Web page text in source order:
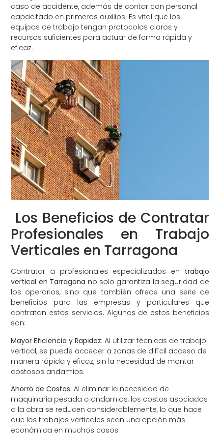
caso de accidente, además de contar con personal
capacitado en primeros auxilios. Es vital que los
equipos de trabajo tengan protocolos claros y
recursos suficientes para actuar de forma rápida y
eficaz.
Los Beneficios de Contratar
Profesionales en Trabajo
Verticales en Tarragona
Contratar a profesionales especializados en trabajo
vertical en Tarragona no solo garantiza la seguridad de
los operarios, sino que también ofrece una serie de
beneficios para las empresas y particulares que
contratan estos servicios. Algunos de estos beneficios
son:
Mayor Eficiencia y Rapidez: Al utilizar técnicas de trabajo
vertical, se puede acceder a zonas de difícil acceso de
manera rápida y eficaz, sin la necesidad de montar
costosos andamios.
Ahorro de Costos: Al eliminar la necesidad de
maquinaria pesada o andamios, los costos asociados
a la obra se reducen considerablemente, lo que hace
que los trabajos verticales sean una opción más
económica en muchos casos.